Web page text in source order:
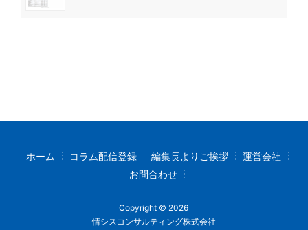
Copyright © 2026
情シスコンサルティング株式会社
ホーム コラム配信登録 編集長よりご挨拶
運営会社
お問合わせ